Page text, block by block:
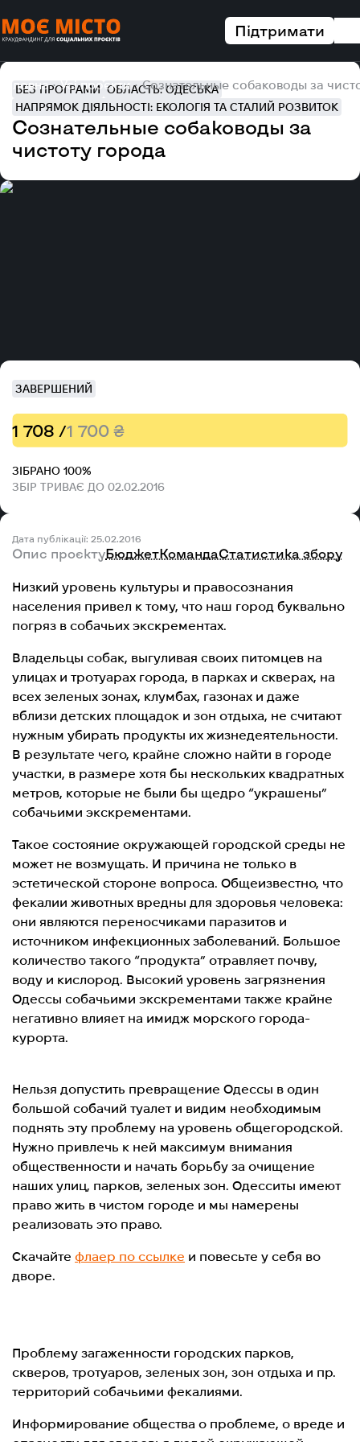
Підтримати
Головна Усі проєкти Сознательные собаководы за
БЕЗ ПРОГРАМИ ОБЛАСТЬ: ОДЕСЬКА
НАПРЯМОК ДІЯЛЬНОСТІ: ЕКОЛОГІЯ ТА СТАЛИЙ РОЗВИТОК
Сознательные собаководы за
чистоту города
ЗАВЕРШЕНИЙ
1 708 /1 700 ₴
ЗІБРАНО 100%
ЗБІР ТРИВАЄ ДО 02.02.2016
Дата публікації: 25.02.2016
Опис проєктуБюджетКомандаСтатистика збору
Низкий уровень культуры и правосознания
населения привел к тому, что наш город буквально
погряз в собачьих экскрементах.
Владельцы собак, выгуливая своих питомцев на
улицах и тротуарах города, в парках и скверах, на
всех зеленых зонах, клумбах, газонах и даже
вблизи детских площадок и зон отдыха, не считают
нужным убирать продукты их жизнедеятельности.
В результате чего, крайне сложно найти в городе
участки, в размере хотя бы нескольких квадратных
метров, которые не были бы щедро “украшены”
собачьими экскрементами.
Такое состояние окружающей городской среды не
может не возмущать. И причина не только в
эстетической стороне вопроса. Общеизвестно, что
фекалии животных вредны для здоровья человека:
они являются переносчиками паразитов и
источником инфекционных заболеваний. Большое
количество такого “продукта” отравляет почву,
воду и кислород. Высокий уровень загрязнения
Одессы собачьими экскрементами также крайне
негативно влияет на имидж морского города-
курорта.
Нельзя допустить превращение Одессы в один
большой собачий туалет и видим необходимым
поднять эту проблему на уровень общегородской.
Нужно привлечь к ней максимум внимания
общественности и начать борьбу за очищение
наших улиц, парков, зеленых зон. Одесситы имеют
право жить в чистом городе и мы намерены
реализовать это право.
Скачайтефлаер по ссылке и повесьте у себя во
дворе.
Проблему загаженности городских парков,
скверов, тротуаров, зеленых зон, зон отдыха и пр.
территорий собачьими фекалиями.
Информирование общества о проблеме, о вреде и